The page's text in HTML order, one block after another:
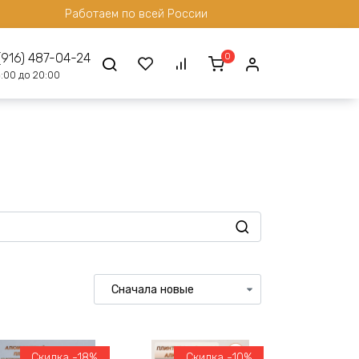
Работаем по всей России
487-04-24
до 20:00
0